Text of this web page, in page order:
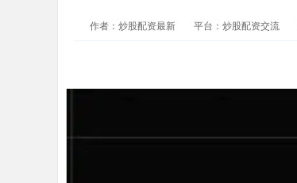
作者：炒股配资最新 平台：炒股配资交流